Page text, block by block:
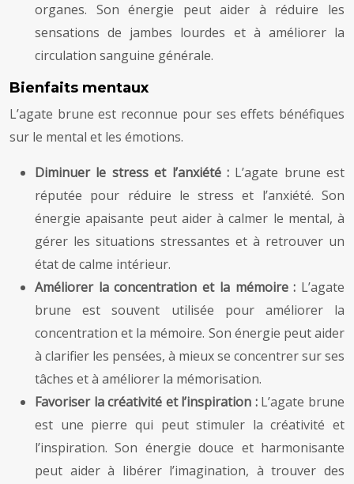
organes. Son énergie peut aider à réduire les
sensations de jambes lourdes et à améliorer la
circulation sanguine générale.
Bienfaits mentaux
L’agate brune est reconnue pour ses effets bénéfiques
sur le mental et les émotions.
Diminuer le stress et l’anxiété : L’agate brune est
réputée pour réduire le stress et l’anxiété. Son
énergie apaisante peut aider à calmer le mental, à
gérer les situations stressantes et à retrouver un
état de calme intérieur.
Améliorer la concentration et la mémoire : L’agate
brune est souvent utilisée pour améliorer la
concentration et la mémoire. Son énergie peut aider
à clarifier les pensées, à mieux se concentrer sur ses
tâches et à améliorer la mémorisation.
Favoriser la créativité et l’inspiration : L’agate brune
est une pierre qui peut stimuler la créativité et
l’inspiration. Son énergie douce et harmonisante
peut aider à libérer l’imagination, à trouver des